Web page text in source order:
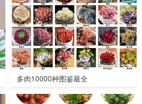
多肉10000种图鉴最全